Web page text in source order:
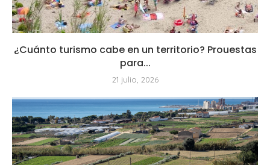
¿Cuánto turismo cabe en un territorio? Prouestas
para...
21 julio, 2026